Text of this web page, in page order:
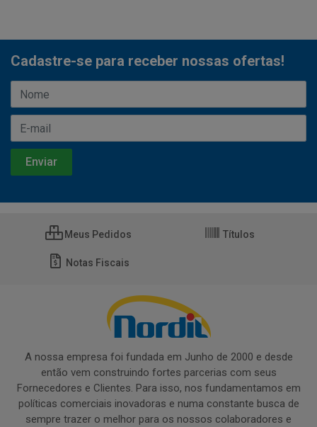
Cadastre-se para receber nossas ofertas!
Meus Pedidos Títulos
Notas Fiscais
A nossa empresa foi fundada em Junho de 2000 e desde
então vem construindo fortes parcerias com seus
Fornecedores e Clientes. Para isso, nos fundamentamos em
políticas comerciais inovadoras e numa constante busca de
sempre trazer o melhor para os nossos colaboradores e